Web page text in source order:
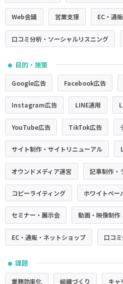
Web会議 営業支援 EC・通
口コミ分析・ソーシャルリスニング
● 目的・施策
Google広告 Facebook広告
Instagram広告 LINE運用
YouTube広告 TikTok広告
サイト制作・サイトリニューアル
オウンドメディア運営 記事制作・
コピーライティング ホワイトペー
セミナー・展示会 動画・映像制作
EC・通販・ネットショップ 口コ
● 課題
業務効率化 組織づくり キャ